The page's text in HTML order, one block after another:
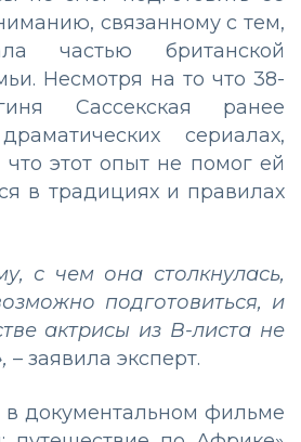
связанному с тем,
частью британской
Несмотря на то что 38-
Сассекская ранее
сериалах,
что этот опыт не помог ей
в традициях и правилах
с чем она столкнулась,
подготовиться, и
актрисы из B-листа не
– заявила эксперт.
документальном фильме